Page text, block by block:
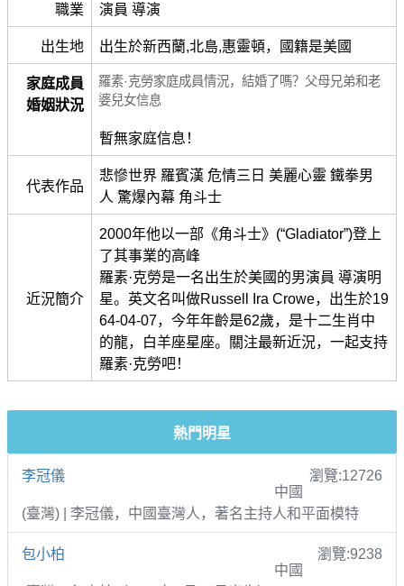
職業 演員 導演
出生地 出生於新西蘭,北島,惠靈頓，國籍是美國
家庭成員
婚姻狀況
羅素·克勞家庭成員情況，結婚了嗎？父母兄弟和老
婆兒女信息
暫無家庭信息！
代表作品
悲慘世界 羅賓漢 危情三日 美麗心靈 鐵拳男
人 驚爆內幕 角斗士
近況簡介
2000年他以一部《角斗士》(“Gladiator”)登上
了其事業的高峰
羅素·克勞是一名出生於美國的男演員 導演明
星。英文名叫做Russell Ira Crowe，出生於19
64-04-07，今年年齡是62歲，是十二生肖中
的龍，白羊座星座。關注最新近況，一起支持
羅素·克勞吧！
熱門明星
李冠儀
瀏覽:12726
中國
(臺灣) | 李冠儀，中國臺灣人，著名主持人和平面模特
包小柏
瀏覽:9238
中國